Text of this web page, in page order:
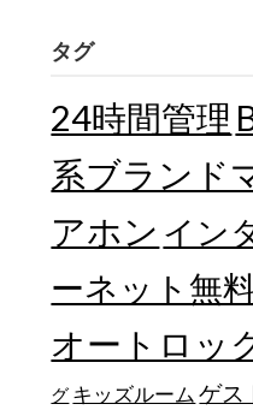
タグ
24時間管理
系ブランド
アホン イン
ーネット無
オートロッ
グ キッズルーム ゲス